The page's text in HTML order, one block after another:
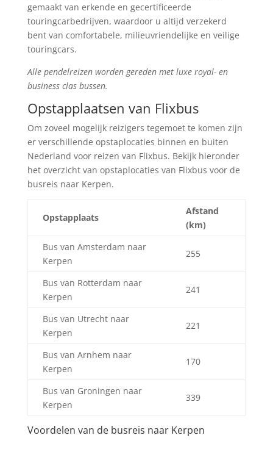
gemaakt van erkende en gecertificeerde
touringcarbedrijven, waardoor u altijd verzekerd
bent van comfortabele, milieuvriendelijke en veilige
touringcars.
Alle pendelreizen worden gereden met luxe royal- en
business clas bussen.
Opstapplaatsen van Flixbus
Om zoveel mogelijk reizigers tegemoet te komen zijn
er verschillende opstaplocaties binnen en buiten
Nederland voor reizen van Flixbus. Bekijk hieronder
het overzicht van opstaplocaties van Flixbus voor de
busreis naar Kerpen.
Opstapplaats
Afstand
(km)
Bus van Amsterdam naar
Kerpen
255
Bus van Rotterdam naar
Kerpen
241
Bus van Utrecht naar
Kerpen
221
Bus van Arnhem naar
Kerpen
170
Bus van Groningen naar
Kerpen
339
Voordelen van de busreis naar Kerpen